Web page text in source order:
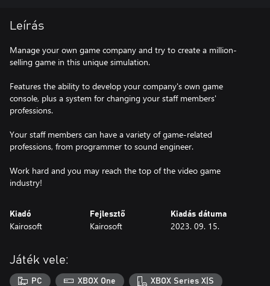
Leírás
Manage your own game company and try to create a million-
selling game in this unique simulation.
Features the ability to develop your company's own game
console, plus a system for changing your staff members'
professions.
Your staff members can have a variety of game-related
professions, from programmer to sound engineer.
Work hard and you may reach the top of the video game
industry!
Kiadó
Kairosoft
Fejlesztő
Kairosoft
Kiadás dátuma
2023. 09. 15.
Játék vele:
PC XBOX One XBOX Series X|S